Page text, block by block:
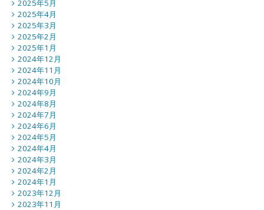
2025年5月
2025年4月
2025年3月
2025年2月
2025年1月
2024年12月
2024年11月
2024年10月
2024年9月
2024年8月
2024年7月
2024年6月
2024年5月
2024年4月
2024年3月
2024年2月
2024年1月
2023年12月
2023年11月